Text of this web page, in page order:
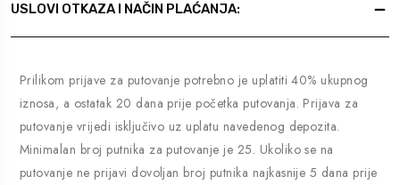
USLOVI OTKAZA I NAČIN PLAĆANJA:
Prilikom prijave za putovanje potrebno je uplatiti 40% ukupnog
iznosa, a ostatak 20 dana prije početka putovanja. Prijava za
putovanje vrijedi isključivo uz uplatu navedenog depozita.
Minimalan broj putnika za putovanje je 25. Ukoliko se na
putovanje ne prijavi dovoljan broj putnika najkasnije 5 dana prije